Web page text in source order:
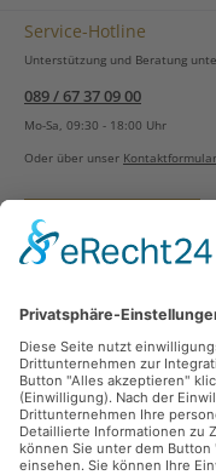
Service-Hotline
Unterstützung und Beratung
089 / 67 37 09 00
Mo-Sa, 09:30 - 18:00 Uhr
Oder über unser Kontaktformular
Vertrag widerrufen
Zahlungsarten
Sicher Einkaufen
Ladengeschäft
Newsletter